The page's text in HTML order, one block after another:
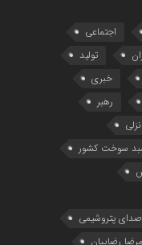
اجتماعی
تولید
خبری
رهبر
سوخت کشور
صدای پتروشیمی
رضاییان